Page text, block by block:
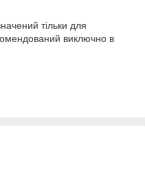
тільки для
виключно в